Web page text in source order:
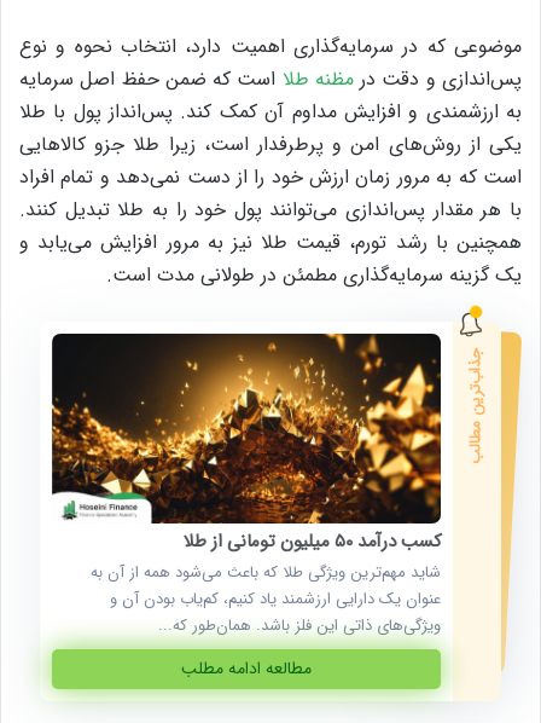
موضوعی که در سرمایه‌گذاری اهمیت دارد، انتخاب نحوه و نوع
پس‌اندازی و دقت درمظنه طلا است که ضمن حفظ اصل سرمایه
به ارزشمندی و افزایش مداوم آن کمک کند. پس‌انداز پول با طلا
یکی از روش‌های امن و پرطرفدار است، زیرا طلا جزو کالاهایی
است که به مرور زمان ارزش خود را از دست نمی‌دهد و تمام افراد
با هر مقدار پس‌اندازی می‌توانند پول خود را به طلا تبدیل کنند.
همچنین با رشد تورم‌، قیمت طلا نیز به مرور افزایش می‌یابد و
یک گزینه سرمایه‌گذاری مطمئن در طولانی مدت است.
جذاب‌ترین مطالب
کسب درآمد ۵۰ میلیون تومانی از طلا
شاید مهم‌ترین ویژگی طلا که باعث می‌شود همه از آن به
عنوان یک دارایی ارزشمند یاد کنیم، کم‌یاب بودن آن و
ویژگی‌های ذاتی این فلز باشد. همان‌طور که...
مطالعه ادامه مطلب